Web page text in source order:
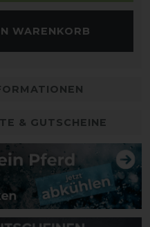
WARENKORB
& GUTSCHEINE